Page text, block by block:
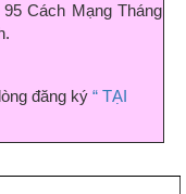
Cách Mạng Tháng
đăng ký “ TẠI